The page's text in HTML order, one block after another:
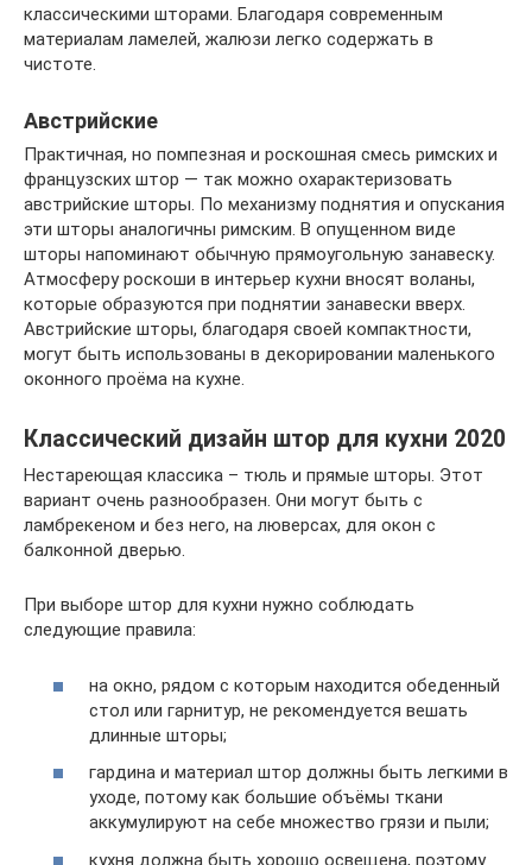
классическими шторами. Благодаря современным
материалам ламелей, жалюзи легко содержать в
чистоте.
Австрийские
Практичная, но помпезная и роскошная смесь римских и
французских штор — так можно охарактеризовать
австрийские шторы. По механизму поднятия и опускания
эти шторы аналогичны римским. В опущенном виде
шторы напоминают обычную прямоугольную занавеску.
Атмосферу роскоши в интерьер кухни вносят воланы,
которые образуются при поднятии занавески вверх.
Австрийские шторы, благодаря своей компактности,
могут быть использованы в декорировании маленького
оконного проёма на кухне.
Классический дизайн штор для кухни 2020
Нестареющая классика – тюль и прямые шторы. Этот
вариант очень разнообразен. Они могут быть с
ламбрекеном и без него, на люверсах, для окон с
балконной дверью.
При выборе штор для кухни нужно соблюдать
следующие правила:
на окно, рядом с которым находится обеденный
стол или гарнитур, не рекомендуется вешать
длинные шторы;
гардина и материал штор должны быть легкими в
уходе, потому как большие объёмы ткани
аккумулируют на себе множество грязи и пыли;
кухня должна быть хорошо освещена, поэтому